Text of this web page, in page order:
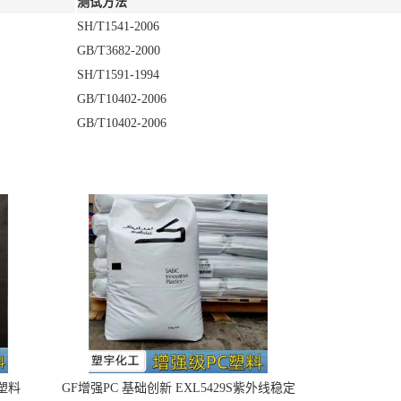
SH/T1541-2006
GB/T3682-2000
SH/T1591-1994
GB/T10402-2006
GB/T10402-2006
料 GF增强PC 基础创新 EXL5429S紫外线稳定